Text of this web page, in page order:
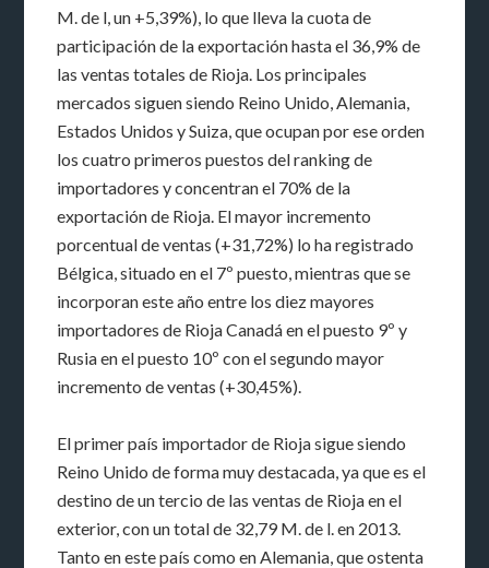
M. de l, un +5,39%), lo que lleva la cuota de
participación de la exportación hasta el 36,9% de
las ventas totales de Rioja. Los principales
mercados siguen siendo Reino Unido, Alemania,
Estados Unidos y Suiza, que ocupan por ese orden
los cuatro primeros puestos del ranking de
importadores y concentran el 70% de la
exportación de Rioja. El mayor incremento
porcentual de ventas (+31,72%) lo ha registrado
Bélgica, situado en el 7º puesto, mientras que se
incorporan este año entre los diez mayores
importadores de Rioja Canadá en el puesto 9º y
Rusia en el puesto 10º con el segundo mayor
incremento de ventas (+30,45%).
El primer país importador de Rioja sigue siendo
Reino Unido de forma muy destacada, ya que es el
destino de un tercio de las ventas de Rioja en el
exterior, con un total de 32,79 M. de l. en 2013.
Tanto en este país como en Alemania, que ostenta